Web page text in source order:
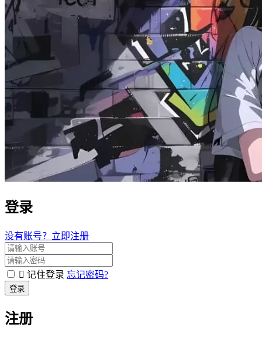
登录
没有账号？立即注册
记住登录 忘记密码?
登录
注册